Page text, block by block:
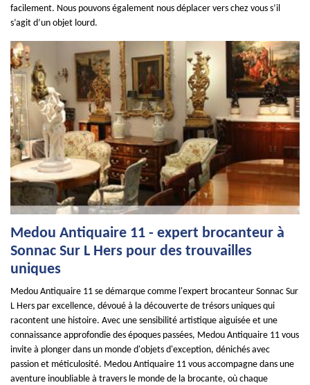
facilement. Nous pouvons également nous déplacer vers chez vous s’il
s’agit d’un objet lourd.
Medou Antiquaire 11 - expert brocanteur à
Sonnac Sur L Hers pour des trouvailles
uniques
Medou Antiquaire 11 se démarque comme l'expert brocanteur Sonnac Sur
L Hers par excellence, dévoué à la découverte de trésors uniques qui
racontent une histoire. Avec une sensibilité artistique aiguisée et une
connaissance approfondie des époques passées, Medou Antiquaire 11 vous
invite à plonger dans un monde d'objets d'exception, dénichés avec
passion et méticulosité. Medou Antiquaire 11 vous accompagne dans une
aventure inoubliable à travers le monde de la brocante, où chaque